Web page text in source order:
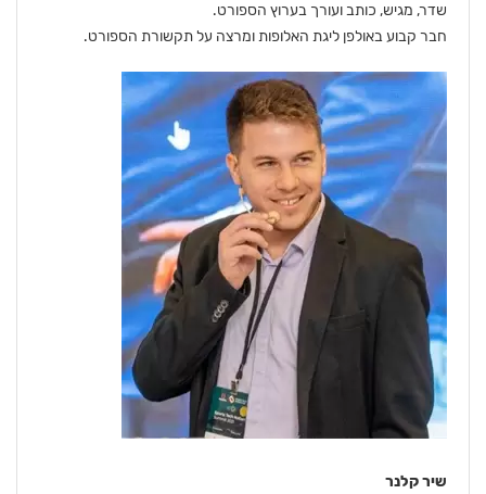
שדר, מגיש, כותב ועורך בערוץ הספורט.
חבר קבוע באולפן ליגת האלופות ומרצה על תקשורת הספורט.
שיר קלנר